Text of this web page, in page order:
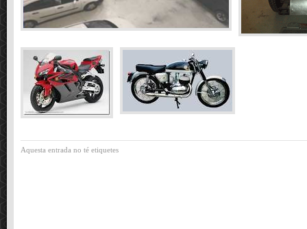
Aquesta entrada no té etiquetes